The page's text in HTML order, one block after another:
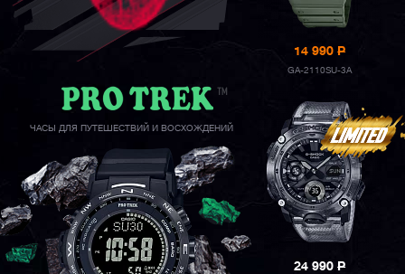
ЧАСЫ ДЛЯ ПУТЕШЕСТВИЙ И ВОСХОЖДЕНИЙ
14 990P
GA-2110SU-3A
24 990P